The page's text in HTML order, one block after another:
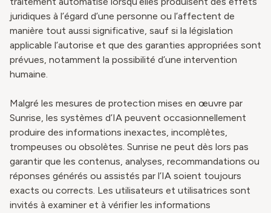
juridiques à l’égard d’une personne ou l’affectent de
manière tout aussi significative, sauf si la législation
applicable l’autorise et que des garanties appropriées sont
prévues, notamment la possibilité d’une intervention
humaine.
Malgré les mesures de protection mises en œuvre par
Sunrise, les systèmes d’IA peuvent occasionnellement
produire des informations inexactes, incomplètes,
trompeuses ou obsolètes. Sunrise ne peut dès lors pas
garantir que les contenus, analyses, recommandations ou
réponses générés ou assistés par l’IA soient toujours
exacts ou corrects. Les utilisateurs et utilisatrices sont
invités à examiner et à vérifier les informations